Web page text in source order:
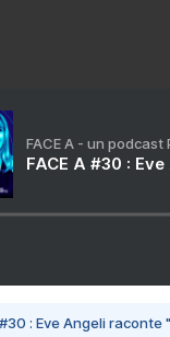
FACE A - un podcast
FACE A #30 :
#30 : Eve Angeli raconte